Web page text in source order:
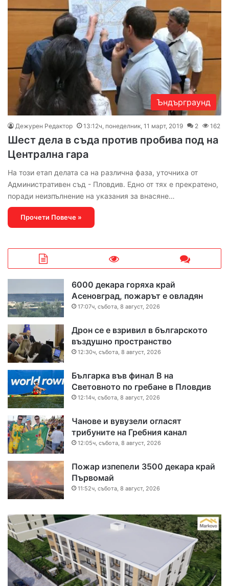
Ъндърграунд
Дежурен Редактор 13:12ч, понеделник, 11 март, 2019 2 162
Шест дела в съда против пробива под на
Централна гара
На този етап делата са на различна фаза, уточниха от
Административен съд - Пловдив. Едно от тях е прекратено,
поради неизпълнение на указания за внасяне…
Прочети Повече »
6000 декара горяха край
Асеновград, пожарът е овладян
17:07ч, събота, 8 август, 2026
Дрон се е взривил в българското
въздушно пространство
12:30ч, събота, 8 август, 2026
Българка във финал B на
Световното по гребане в Пловдив
12:14ч, събота, 8 август, 2026
Чанове и вувузели огласят
трибуните на Гребния канал
12:05ч, събота, 8 август, 2026
Пожар изпепели 3500 декара край
Първомай
11:52ч, събота, 8 август, 2026